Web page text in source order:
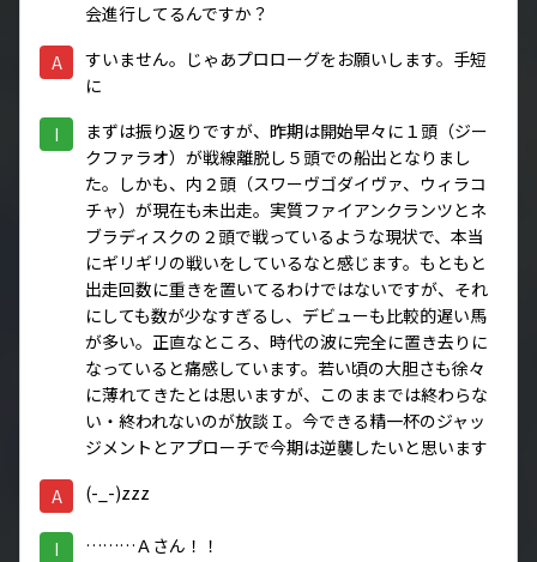
会進行してるんですか？
A
すいません。じゃあプロローグをお願いします。手短
に
I
まずは振り返りですが、昨期は開始早々に１頭（ジー
クファラオ）が戦線離脱し５頭での船出となりまし
た。しかも、内２頭（スワーヴゴダイヴァ、ウィラコ
チャ）が現在も未出走。実質ファイアンクランツとネ
ブラディスクの２頭で戦っているような現状で、本当
にギリギリの戦いをしているなと感じます。もともと
出走回数に重きを置いてるわけではないですが、それ
にしても数が少なすぎるし、デビューも比較的遅い馬
が多い。正直なところ、時代の波に完全に置き去りに
なっていると痛感しています。若い頃の大胆さも徐々
に薄れてきたとは思いますが、このままでは終わらな
い・終われないのが放談Ｉ。今できる精一杯のジャッ
ジメントとアプローチで今期は逆襲したいと思います
A (-_-)zzz
I ………Ａさん！！